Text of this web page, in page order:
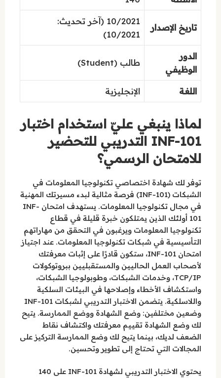
تاريخ الإصدار
10/2021 (آخر تحديث:
10/2021)
الدور
الوظيفي
طالب (Student)
اللغة الإنجليزية
لماذا ينبغي عليّ استخدام اختبار
INF-101 التدريبي للتحضير
للامتحان الرسمي؟
توفر لك شهادة اختصاصي تكنولوجيا المعلومات في
الشبكات (INF-101) فرصة مثالية لبدء مسيرتك المهنية
في مجال تكنولوجيا المعلومات. يستهدف امتحان INF-
101 أولئك الذين يمتلكون خبرة قليلة في قطاع
تكنولوجيا المعلومات ويرغبون في التحقق من مهاراتهم
التأسيسية في شبكات تكنولوجيا المعلومات. عند اجتياز
امتحان INF-101، ستكون قادرًا على إثبات معرفتك
لأصحاب العمل الحاليين والمستقبليين ببروتوكولات
TCP/IP، وخدمات الشبكات، وطوبولوجيا الشبكات،
واستكشاف الأخطاء وإصلاحها في البيئات السلكية
واللاسلكية. يتضمن الاختبار التدريبي لشبكات INF-101
وضعين مختلفين: وضع الشهادة ووضع الممارسة. يتيح
لك وضع الشهادة تقييم معرفتك واكتشاف نقاط
الضعف لديك، بينما يتيح لك وضع الممارسة التركيز على
المجالات التي تحتاج إلى تطوير وتحسين.
يحتوي الاختبار التدريبي لشهادة INF-101 على 140